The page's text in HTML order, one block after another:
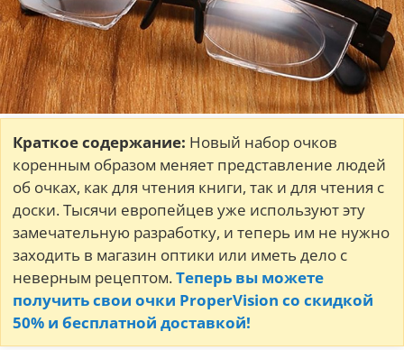
Краткое содержание: Новый набор очков
коренным образом меняет представление людей
об очках, как для чтения книги, так и для чтения с
доски. Тысячи европейцев уже используют эту
замечательную разработку, и теперь им не нужно
заходить в магазин оптики или иметь дело с
неверным рецептом.Теперь вы можете
получить свои очки ProperVision со скидкой
50% и бесплатной доставкой!